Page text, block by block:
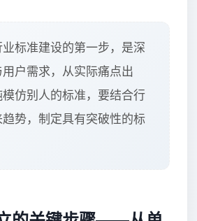
业标准建设的第一步，是深
户需求，从实际痛点出
仿别人的标准，要结合行
势，制定具有突破性的标